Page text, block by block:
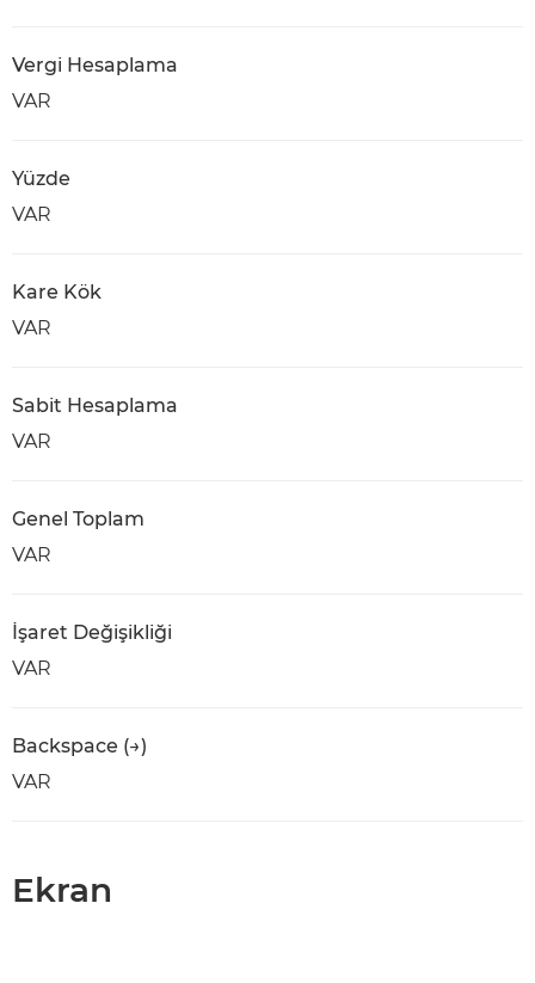
Vergi Hesaplama
VAR
Yüzde
VAR
Kare Kök
VAR
Sabit Hesaplama
VAR
Genel Toplam
VAR
İşaret Değişikliği
VAR
Backspace (→)
VAR
Ekran